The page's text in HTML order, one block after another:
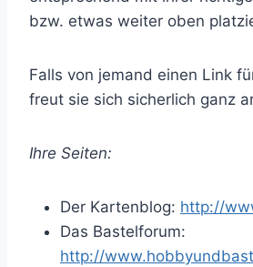
bzw. etwas weiter oben
Falls von jemand einen Link
freut sie sich sicherlich ganz
Ihre Seiten:
Der Kartenblog: http://
Das Bastelforum:
http://